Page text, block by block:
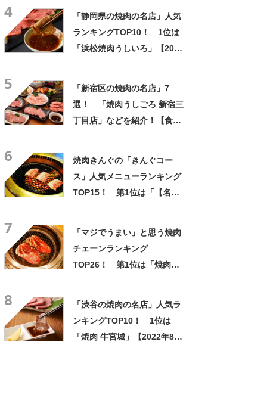
4
「静岡県の焼肉の名店」人気
ランキングTOP10！ 1位は
「浜松焼肉うしいろ」【2023
5
「新宿区の焼肉の名店」7
選！ 「焼肉うしごろ 新宿三
丁目店」などを紹介！【食べ
6
焼肉きんぐの「きんぐコー
ス」人気メニューランキング
TOP15！ 第1位は「【名
7
「マジでうまい」と思う焼肉
チェーンランキング
TOP26！ 第1位は「焼肉き
8
「渋谷の焼肉の名店」人気ラ
ンキングTOP10！ 1位は
「焼肉 牛宮城」【2022年8月